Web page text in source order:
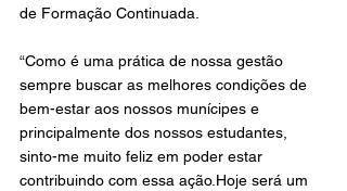
de Formação Continuada.
“Como é uma prática de nossa gestão
sempre buscar as melhores condições de
bem-estar aos nossos munícipes e
principalmente dos nossos estudantes,
sinto-me muito feliz em poder estar
contribuindo com essa ação.Hoje será um